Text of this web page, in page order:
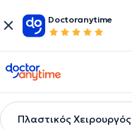
Doctoranytime
doctoranytime
Πλαστικός Χειρουργός